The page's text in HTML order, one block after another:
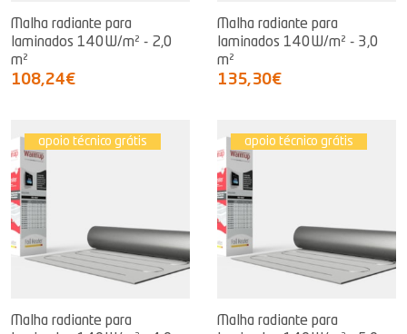
Malha radiante para
laminados 140W/m² - 2,0
m²
108,24€
Malha radiante para
laminados 140W/m² - 3,0
m²
135,30€
apoio técnico grátis
Malha radiante para
apoio técnico grátis
Malha radiante para